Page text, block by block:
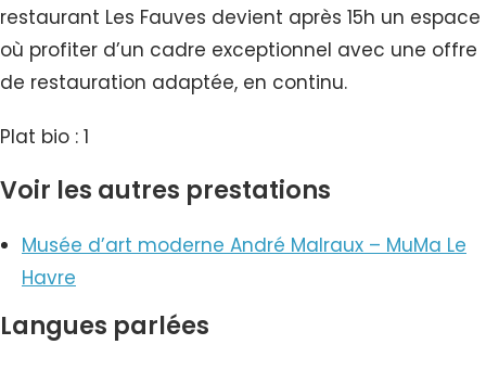
restaurant Les Fauves devient après 15h un espace
où profiter d’un cadre exceptionnel avec une offre
de restauration adaptée, en continu.
Plat bio : 1
Voir les autres prestations
Musée d’art moderne André Malraux – MuMa Le
Havre
Langues parlées